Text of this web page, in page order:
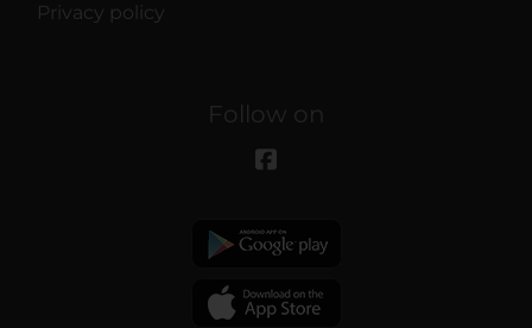
Privacy policy
Follow on